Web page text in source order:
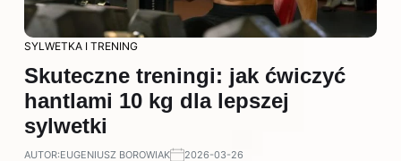
SYLWETKA I TRENING
Skuteczne treningi: jak ćwiczyć
hantlami 10 kg dla lepszej
sylwetki
AUTOR:EUGENIUSZ BOROWIAK 2026-03-26